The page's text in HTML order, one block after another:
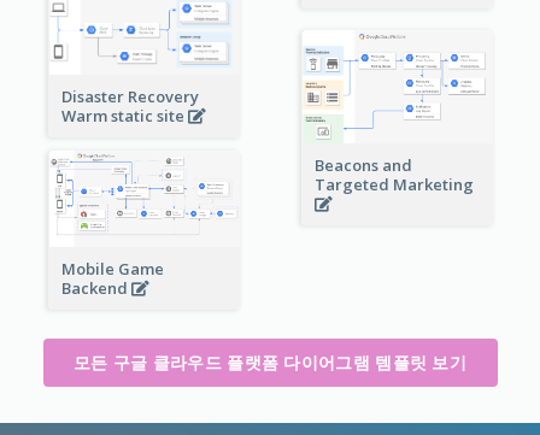
Disaster Recovery
Warm static site
Beacons and
Targeted Marketing
Mobile Game
Backend
모든 구글 클라우드 플랫폼 다이어그램 템플릿 보기